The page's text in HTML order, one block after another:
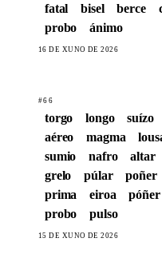
fatal
bisel berce
probo
ánimo
16 DE XUÑO DE 2026
#66
torgo longo suízo
aéreo
magma
sumio
nafro altar
grelo
púlar poñer
prima
eiroa póñer
probo
pulso
15 DE XUÑO DE 2026